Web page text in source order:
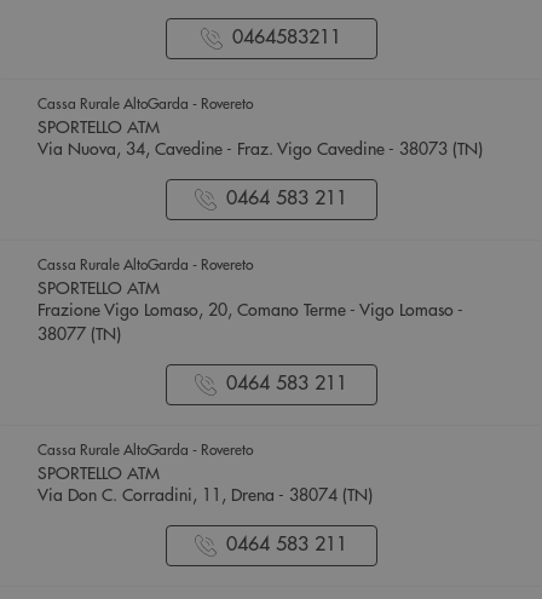
0464583211
Cassa Rurale AltoGarda - Rovereto
SPORTELLO ATM
Via Nuova, 34, Cavedine - Fraz. Vigo Cavedine - 38073 (TN)
0464 583 211
Cassa Rurale AltoGarda - Rovereto
SPORTELLO ATM
Frazione Vigo Lomaso, 20, Comano Terme - Vigo Lomaso -
38077 (TN)
0464 583 211
Cassa Rurale AltoGarda - Rovereto
SPORTELLO ATM
Via Don C. Corradini, 11, Drena - 38074 (TN)
0464 583 211